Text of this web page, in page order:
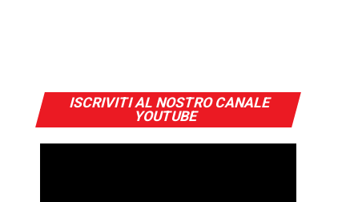
ISCRIVITI AL NOSTRO CANALE
YOUTUBE